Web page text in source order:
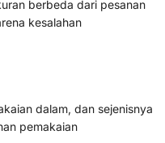
berbeda dari pesanan
kesalahan
dalam, dan sejenisnya
pemakaian